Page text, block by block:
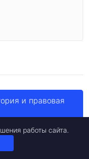
и правовая
типология с
работы сайта.